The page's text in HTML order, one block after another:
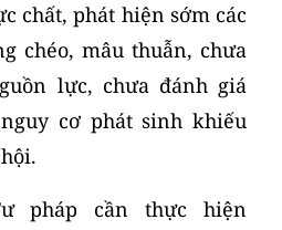
chất, phát hiện sớm các
chéo, mâu thuẫn, chưa
lực, chưa đánh giá
cơ phát sinh khiếu
pháp cần thực hiện